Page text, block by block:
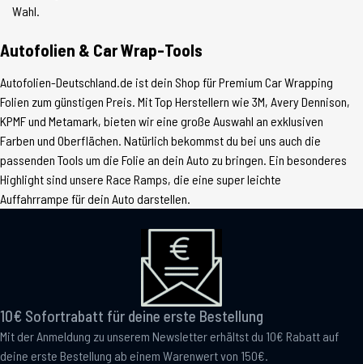
Wahl.
Autofolien & Car Wrap-Tools
Autofolien-Deutschland.de ist dein Shop für Premium Car Wrapping
Folien zum günstigen Preis. Mit Top Herstellern wie 3M, Avery Dennison,
KPMF und Metamark, bieten wir eine große Auswahl an exklusiven
Farben und Oberflächen. Natürlich bekommst du bei uns auch die
passenden Tools um die Folie an dein Auto zu bringen. Ein besonderes
Highlight sind unsere Race Ramps, die eine super leichte
Auffahrrampe für dein Auto darstellen.
10€ Sofortrabatt für deine erste Bestellung
Mit der Anmeldung zu unserem Newsletter erhältst du 10€ Rabatt auf
deine erste Bestellung ab einem Warenwert von 150€.